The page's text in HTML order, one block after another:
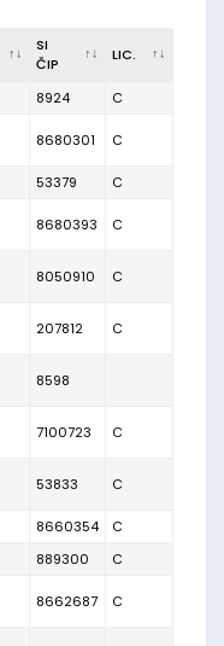
SI
ČIP
LIC.
8924 C
8680301 C
53379 C
8680393 C
8050910 C
207812 C
8598
7100723 C
53833 C
8660354
C
889300 C
8662687 C